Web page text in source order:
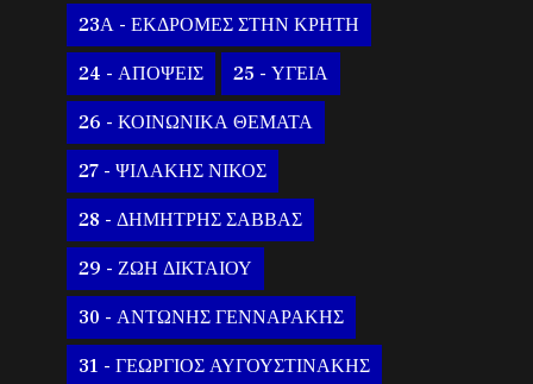
23Α - ΕΚΔΡΟΜΕΣ ΣΤΗΝ ΚΡΗΤΗ
24 - ΑΠΟΨΕΙΣ 25 - ΥΓΕΙΑ
26 - ΚΟΙΝΩΝΙΚΑ ΘΕΜΑΤΑ
27 - ΨΙΛΑΚΗΣ ΝΙΚΟΣ
28 - ΔΗΜΗΤΡΗΣ ΣΑΒΒΑΣ
29 - ΖΩΗ ΔΙΚΤΑΙΟΥ
30 - ΑΝΤΩΝΗΣ ΓΕΝΝΑΡΑΚΗΣ
31 - ΓΕΩΡΓΙΟΣ ΑΥΓΟΥΣΤΙΝΑΚΗΣ